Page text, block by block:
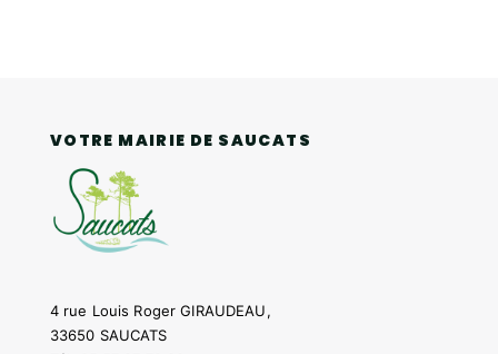
VOTRE MAIRIE DE SAUCATS
4 rue Louis Roger GIRAUDEAU,
33650 SAUCATS